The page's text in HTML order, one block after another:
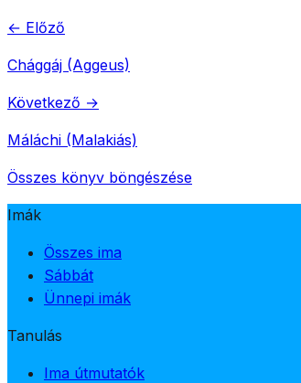
← Előző
Chággáj (Aggeus)
Következő →
Máláchi (Malakiás)
Összes könyv böngészése
Imák
Összes ima
Sábbát
Ünnepi imák
Tanulás
Ima útmutatók